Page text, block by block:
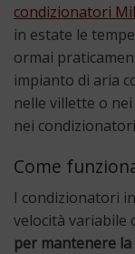
condizionatori
in estate le
ormai
impianto di aria
nelle villette o
nei
Come
I condizionatori
velocità variabile
per mantenere